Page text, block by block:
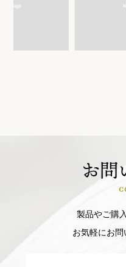
お問
製品やご購
お気軽にお問